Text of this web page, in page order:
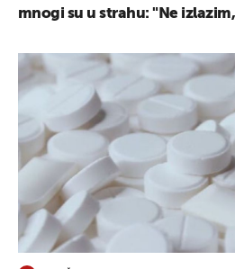
mnogi su u strahu: "Ne